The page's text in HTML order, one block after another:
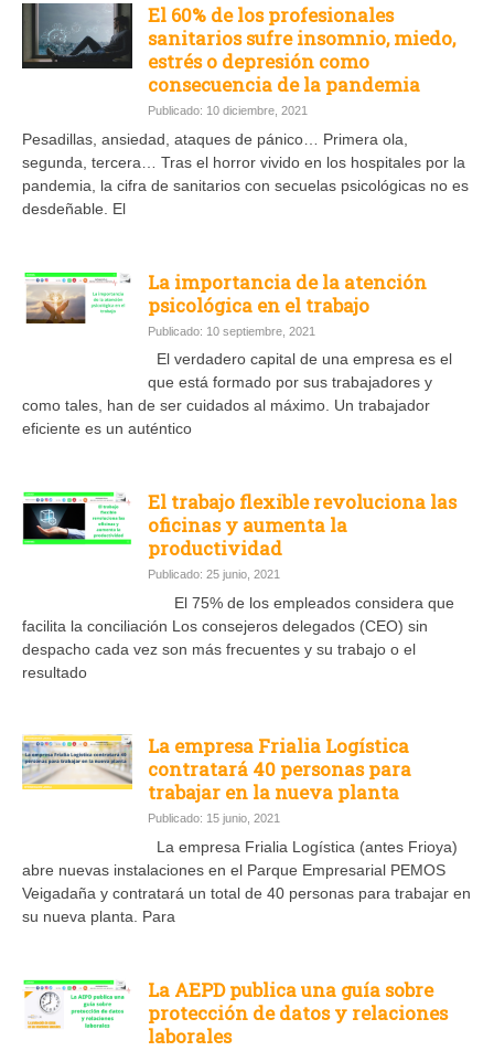
El 60% de los profesionales
sanitarios sufre insomnio, miedo,
estrés o depresión como
consecuencia de la pandemia
Publicado: 10 diciembre, 2021
Pesadillas, ansiedad, ataques de pánico… Primera ola,
segunda, tercera… Tras el horror vivido en los hospitales por la
pandemia, la cifra de sanitarios con secuelas psicológicas no es
desdeñable. El
La importancia de la atención
psicológica en el trabajo
Publicado: 10 septiembre, 2021
El verdadero capital de una empresa es el
que está formado por sus trabajadores y
como tales, han de ser cuidados al máximo. Un trabajador
eficiente es un auténtico
El trabajo flexible revoluciona las
oficinas y aumenta la
productividad
Publicado: 25 junio, 2021
El 75% de los empleados considera que
facilita la conciliación Los consejeros delegados (CEO) sin
despacho cada vez son más frecuentes y su trabajo o el
resultado
La empresa Frialia Logística
contratará 40 personas para
trabajar en la nueva planta
Publicado: 15 junio, 2021
La empresa Frialia Logística (antes Frioya)
abre nuevas instalaciones en el Parque Empresarial PEMOS
Veigadaña y contratará un total de 40 personas para trabajar en
su nueva planta. Para
La AEPD publica una guía sobre
protección de datos y relaciones
laborales